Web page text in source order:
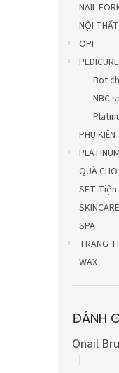
NAIL
NỘI
OPI
PEDICURE
Bọt
NBC
PHỤ KIỆN
QUÀ
SET
SKINCARE
SPA
TRANG
WAX
ĐÁNH
Đánh giá
|